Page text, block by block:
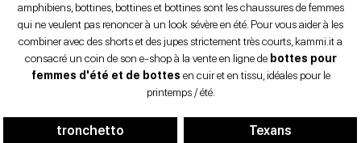
S'identifier
ES
amphibiens, bottines, bottines et bottines sont les chaussures de femmes
qui ne veulent pas renoncer à un look sévère en été. Pour vous aider à les
combiner avec des shorts et des jupes strictement très courts, kammi.it a
consacré un coin de son e-shop à la vente en ligne de bottes pour
femmes d'été et de bottes en cuir et en tissu, idéales pour le
printemps / été.
tronchetto Texans
Espadrillas
flâneurs
basses